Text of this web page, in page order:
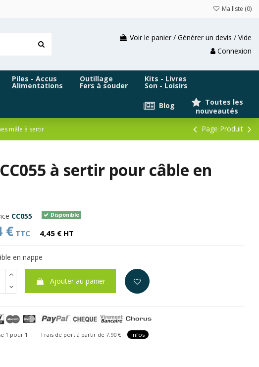
Ma liste (0)
Voir le panier / Générer un devis / Vide
Connexion
Piles - Accus
Alimentations
Outillage
Fers à souder
Kits - Livres
Son - Loisirs
Toutes les
nouveautés
Blog
mâle à sertir Page Produit
à sertir pour câble en
CC055 Disponible
€ TTC 4,45 € HT
en nappe
Ajouter au panier
1 pour 1 Frais de port à partir de 7.90 € infos